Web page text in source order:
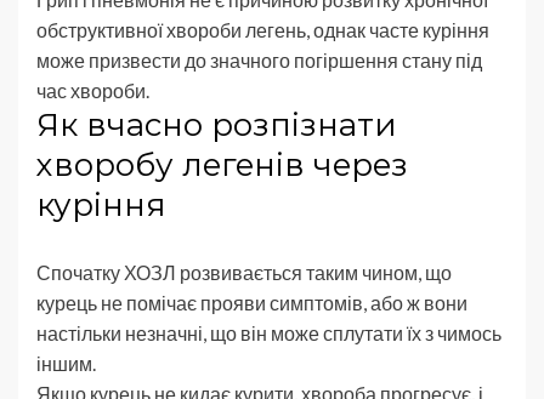
обструктивної хвороби легень, однак часте куріння
може призвести до значного погіршення стану під
час хвороби.
Як вчасно розпізнати
хворобу легенів через
куріння
Спочатку ХОЗЛ розвивається таким чином, що
курець не помічає прояви симптомів, або ж вони
настільки незначні, що він може сплутати їх з чимось
іншим.
Якщо курець не кидає курити, хвороба прогресує, і